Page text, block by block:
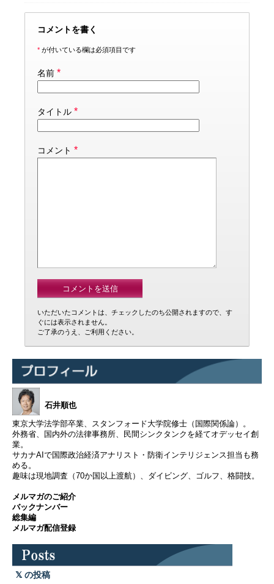
コメントを書く
* が付いている欄は必須項目です
名前 *
タイトル *
コメント *
いただいたコメントは、チェックしたのち公開されますので、す
ぐには表示されません。
ご了承のうえ、ご利用ください。
石井順也
東京大学法学部卒業、スタンフォード大学院修士（国際関係論）。
外務省、国内外の法律事務所、民間シンクタンクを経てオデッセイ創
業。
サカナAIで国際政治経済アナリスト・防衛インテリジェンス担当も務
める。
趣味は現地調査（70か国以上渡航）、ダイビング、ゴルフ、格闘技。
メルマガのご紹介
バックナンバー
総集編
メルマガ配信登録
の投稿